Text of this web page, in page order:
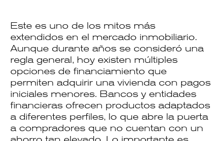
Este es uno de los mitos más
extendidos en el mercado inmobiliario.
Aunque durante años se consideró una
regla general, hoy existen múltiples
opciones de financiamiento que
permiten adquirir una vivienda con pagos
iniciales menores. Bancos y entidades
financieras ofrecen productos adaptados
a diferentes perfiles, lo que abre la puerta
a compradores que no cuentan con un